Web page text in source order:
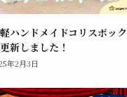
ハンドメイドコリスボック
新しました！
年2月3日